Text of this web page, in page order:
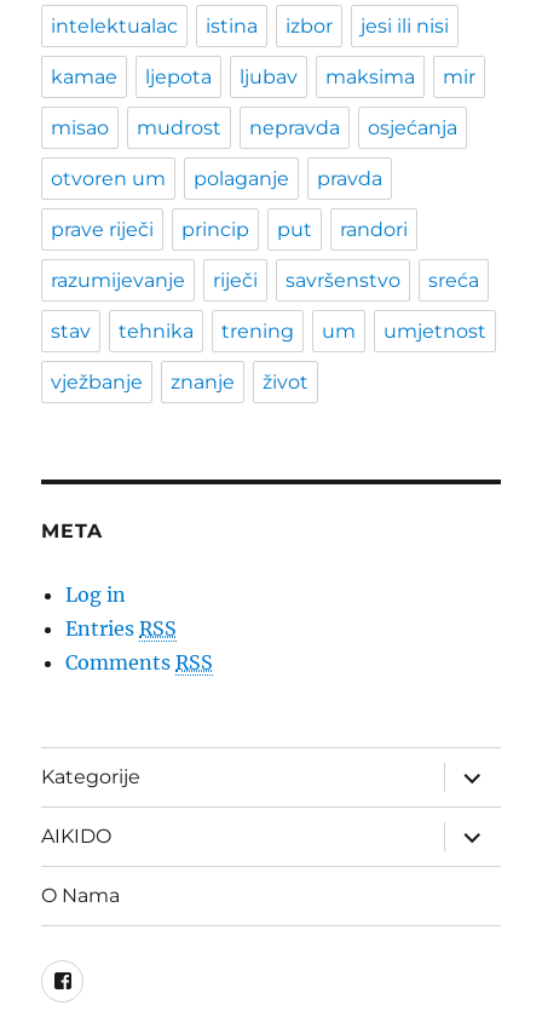
intelektualac istina izbor jesi ili nisi
kamae ljepota ljubav maksima mir
misao mudrost nepravda osjećanja
otvoren um polaganje pravda
prave riječi princip put randori
razumijevanje riječi savršenstvo sreća
stav tehnika trening um umjetnost
vježbanje znanje život
META
Log in
EntriesRSS
CommentsRSS
Kategorije
expand
child
menu
AIKIDO
expand
child
menu
O Nama
Facebook